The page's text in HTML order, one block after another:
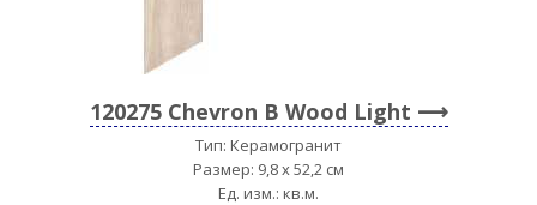
120275 Chevron B Wood Light
Тип: Керамогранит
Размер: 9,8 x 52,2 см
Ед. изм.: кв.м.